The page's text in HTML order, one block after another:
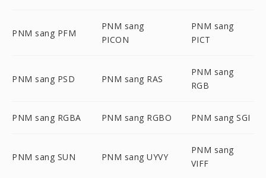
PNM sang PFM
PNM sang
PICON
PNM sang
PICT
PNM sang PSD PNM sang RAS
PNM sang
RGB
PNM sang RGBA PNM sang RGBO PNM sang SGI
PNM sang SUN PNM sang UYVY
PNM sang
VIFF